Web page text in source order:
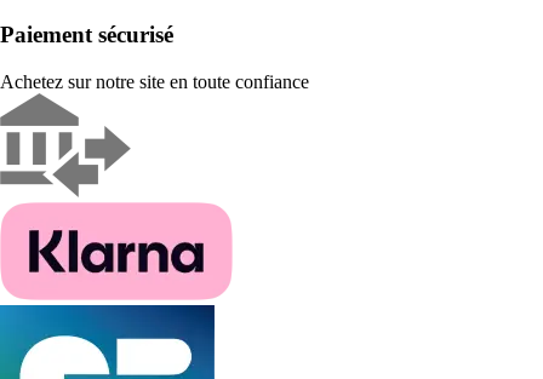
Paiement sécurisé
Achetez sur notre site en toute confiance